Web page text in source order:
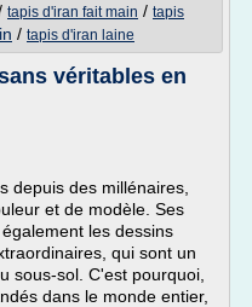
tapis d'iran fait main / tapis
/ tapis d'iran laine
véritables en
depuis des millénaires,
et de modèle. Ses
les dessins
qui sont un
sous-sol. C'est pourquoi,
dans le monde entier,